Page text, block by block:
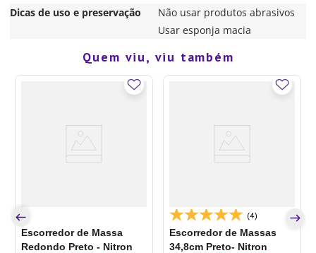
Dicas de uso e preservação
Não usar produtos abrasivos
Usar esponja macia
Quem viu, viu também
Escorredor de Massa
Redondo Preto - Nitron
(4)
Escorredor de Massas
34,8cm Preto- Nitron